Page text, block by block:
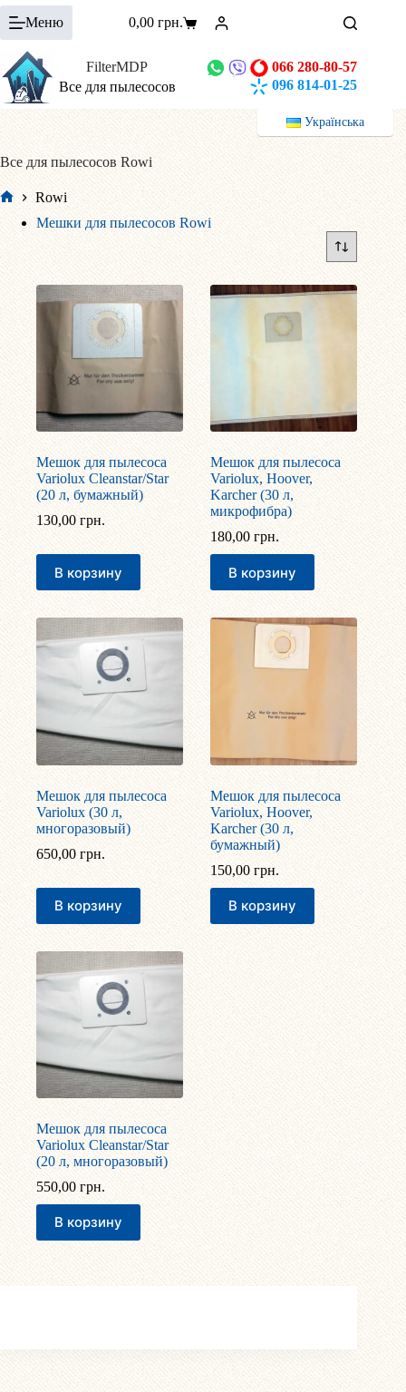
Перейти
сути
Меню Корзина
0,00грн.
FilterMDP
Все для пылесосов
066 280-80-57
096 814-01-25
Українська
Все для пылесосов Rowi
Главная
Rowi
Мешки для пылесосов Rowi
Мешок для пылесоса
Variolux Cleanstar/Star
(20 л, бумажный)
130,00 грн.
В корзину
Мешок для пылесоса
Variolux, Hoover,
Karcher (30 л,
микрофибра)
180,00грн.
В корзину
Мешок для пылесоса
Variolux (30 л,
многоразовый)
650,00 грн.
В корзину
Мешок для пылесоса
Variolux, Hoover,
Karcher (30 л,
бумажный)
150,00грн.
В корзину
Мешок для пылесоса
Variolux Cleanstar/Star
(20 л, многоразовый)
550,00 грн.
В корзину